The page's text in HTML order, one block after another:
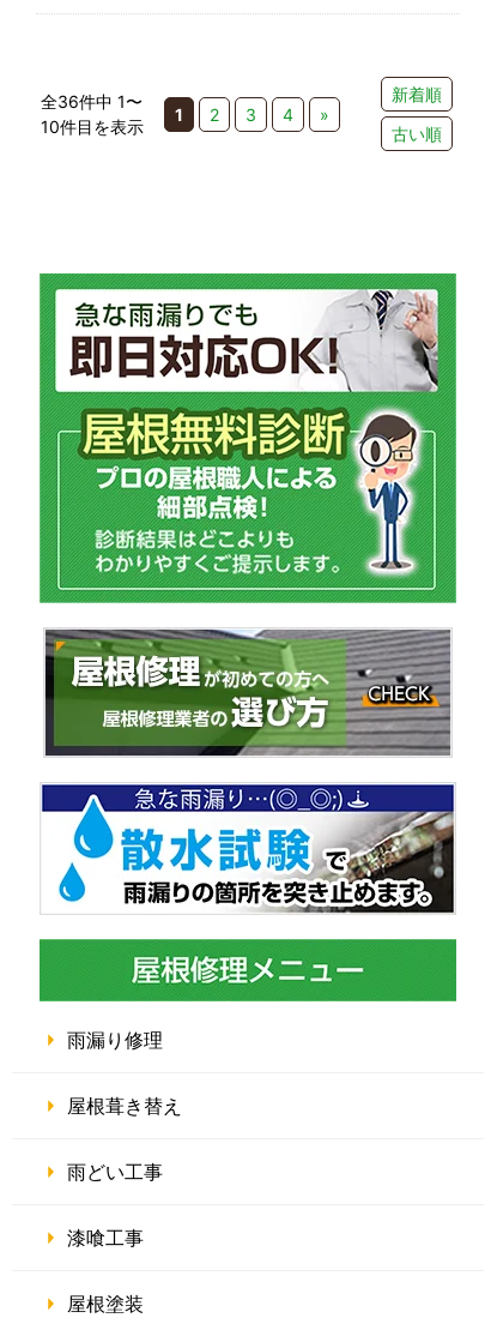
全36件中 1〜
10件目を表示
1 2 3 4 »
新着順
古い順
雨漏り修理
屋根葺き替え
雨どい工事
漆喰工事
屋根塗装